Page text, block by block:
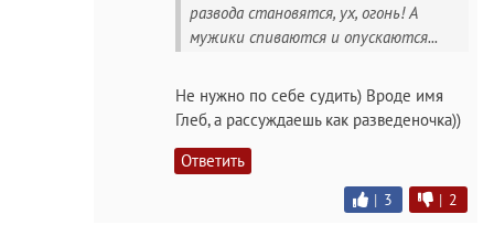
развода становятся, ух, огонь! А
мужики спиваются и опускаются...
Не нужно по себе судить) Вроде имя
Глеб, а рассуждаешь как разведеночка))
Ответить
| 3 | 2